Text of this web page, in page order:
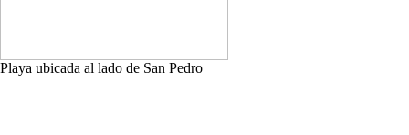
Playa ubicada al lado de San Pedro